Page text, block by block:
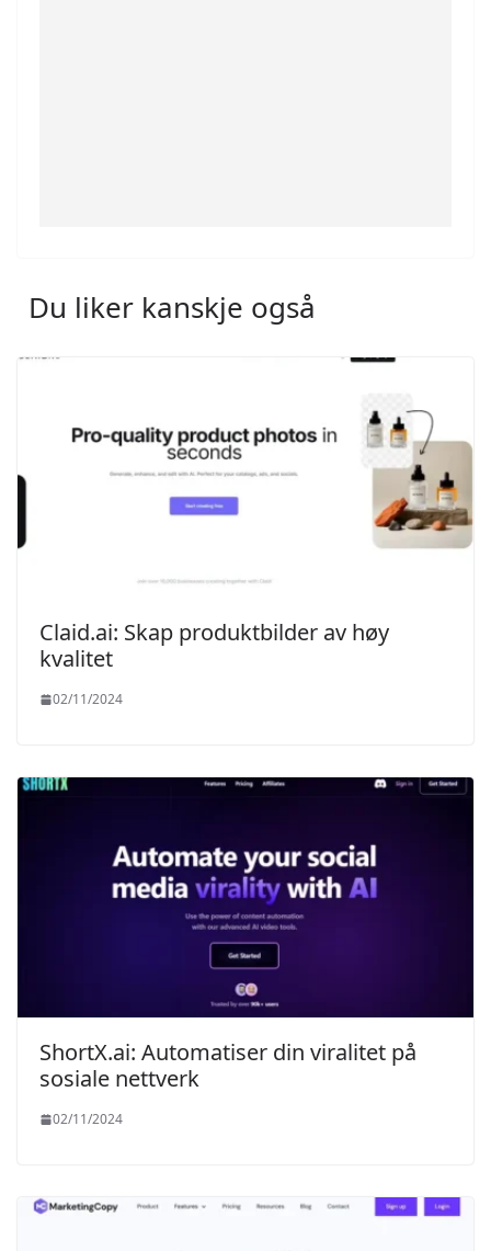
Du liker kanskje også
Claid.ai: Skap produktbilder av høy
kvalitet
02/11/2024
ShortX.ai: Automatiser din viralitet på
sosiale nettverk
02/11/2024